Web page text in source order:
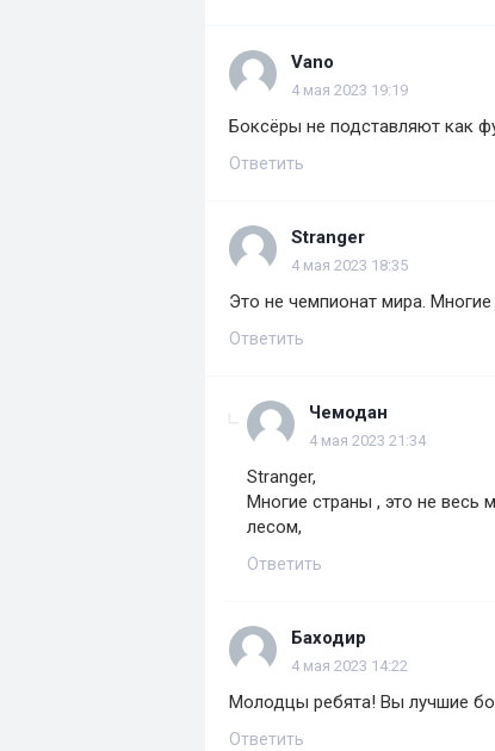
Vano
4 мая 2023 19:19
Боксёры не подставляют как
Ответить
Stranger
4 мая 2023 18:35
Это не чемпионат мира.
Ответить
Чемодан
4 мая 2023 21:34
Stranger,
Многие страны , это не весь
лесом,
Ответить
Баходир
4 мая 2023 14:22
Молодцы ребята! Вы лучшие
Ответить